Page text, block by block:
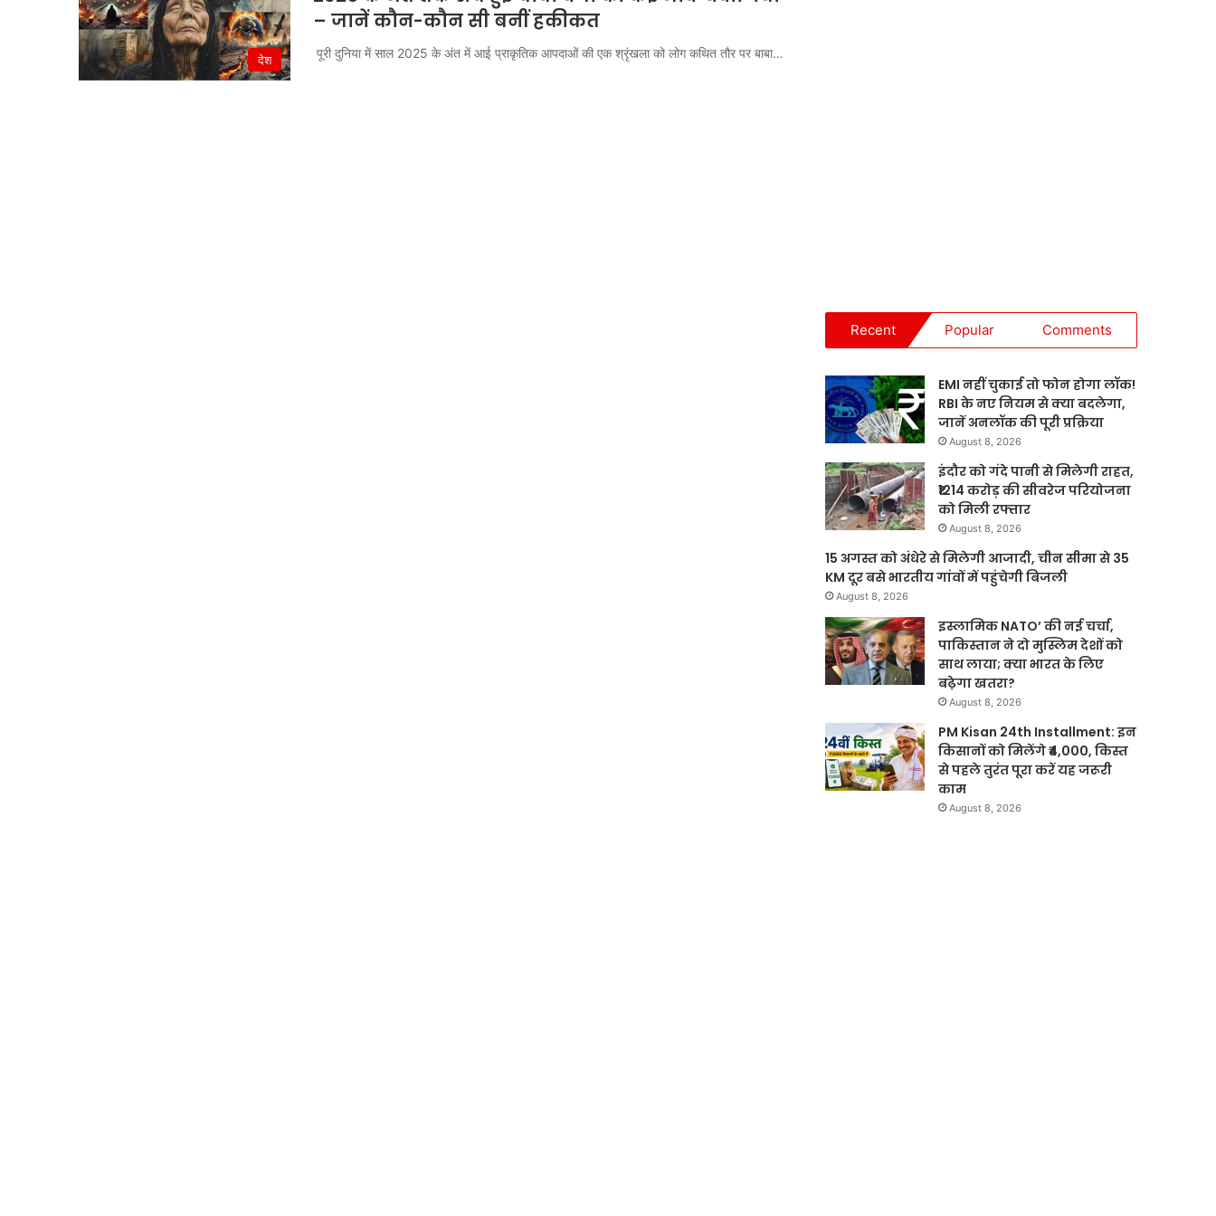
देश
– जानें कौन-कौन सी बनीं हकीकत
पूरी दुनिया में साल 2025 के अंत में आई प्राकृतिक आपदाओं की एक श्रृंखला को लोग कथित तौर पर बाबा…
Recent Popular Comments
EMI नहीं चुकाई तो फोन होगा लॉक!
RBI के नए नियम से क्या बदलेगा,
जानें अनलॉक की पूरी प्रक्रिया
August 8, 2026
इंदौर को गंदे पानी से मिलेगी राहत,
₹1214 करोड़ की सीवरेज परियोजना
को मिली रफ्तार
August 8, 2026
15 अगस्त को अंधेरे से मिलेगी आजादी, चीन सीमा से 35
KM दूर बसे भारतीय गांवों में पहुंचेगी बिजली
August 8, 2026
इस्लामिक NATO’ की नई चर्चा,
पाकिस्तान ने दो मुस्लिम देशों को
साथ लाया; क्या भारत के लिए
बढ़ेगा खतरा?
August 8, 2026
PM Kisan 24th Installment: इन
किसानों को मिलेंगे ₹4,000, किस्त
से पहले तुरंत पूरा करें यह जरूरी
काम
August 8, 2026